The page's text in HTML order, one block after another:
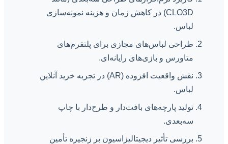
CLO3D) در کاهش زمان و هزینه نمونه‌سازی
لباس.
طراحی لباس‌های مجازی برای پلتفرم‌های
متاورس و بازی‌های رایانه‌ای.
نقش واقعیت افزوده (AR) در تجربه خرید آنلاین
لباس.
تولید پارچه‌های بافت‌دار و طرح‌دار با چاپ
سه‌بعدی.
بررسی تأثیر دیجیتالیزاسیون بر زنجیره تأمین